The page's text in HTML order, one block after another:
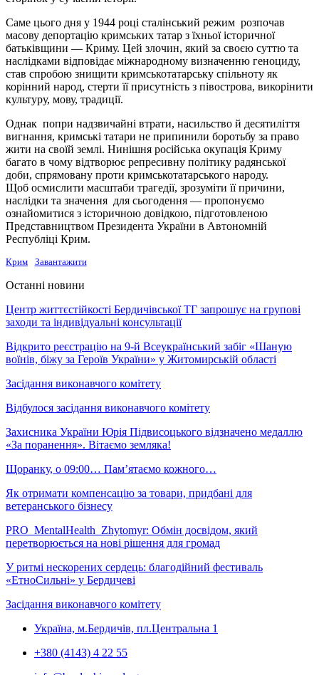
Саме цього дня у 1944 році сталінський режим розпочав
масову депортацію кримських татар з їхньої історичної
батьківщини — Криму. Цей злочин, який за своєю суттю та
наслідками відповідає міжнародному визначенню геноциду,
став спробою знищити кримськотатарську спільноту як
корінний народ, стерти її присутність з півострова, викорінити
культуру, мову, традиції.
Однак попри надзвичайні втрати, насильство й десятиліття
вигнання, кримські татари не припинили боротьбу за право
жити на своїй землі. Нинішня російська окупація Криму
багато в чому відтворює репресивну політику радянської
доби, спрямовану проти кримськотатарського народу.
Щоб осмислити масштаби трагедії, зрозуміти її причини,
наслідки та значення для сьогодення — пропонуємо
ознайомитися з історичною довідкою, підготовленою
Представництвом Президента України в Автономній
Республіці Крим.
Крим Завантажити
Останні новини
Центр життєстійкості Бердичівської ТГ запрошує на групові
заходи та індивідуальні консультації
Відкрито реєстрацію на 9-й Всеукраїнський забіг «Шаную
воїнів, біжу за Героїв України» у Житомирській області
Засідання виконавчого комітету
Відбулося засідання виконавчого комітету
Захисника України Юрія Підвисоцького відзначено медаллю
«За поранення». Вітаємо земляка!
Щоранку, о 09:00… Пам’ятаємо кожного…
Як отримати компенсацію за товари, придбані для
ветеранського бізнесу
PRO_MentalHealth_Zhytomyr: Обмін досвідом, який
перетворюється на нові рішення для громад
У ритмі нескорених сердець: благодійний фестиваль
«ЕтноСильні» у Бердичеві
Засідання виконавчого комітету
Україна, м.Бердичів, пл.Центральна 1
+380 (4143) 4 22 55